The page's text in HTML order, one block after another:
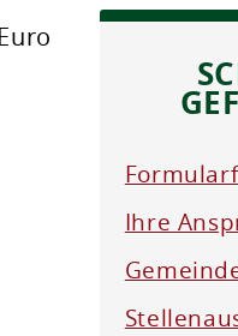
Ihre